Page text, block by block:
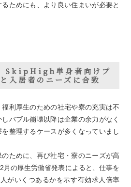
ためにも、より良い住まいが必要と
SkipHigh単身者向けプ
入居者のニーズに合致
利厚生のための社宅や寮の充実は不
バブル崩壊以降は企業の余力がなく
整理するケースが多くなっていまし
ために、再び社宅・寮のニーズが高
月の厚生労働省発表によると、仕事を
がいくつあるかを示す有効求人倍率